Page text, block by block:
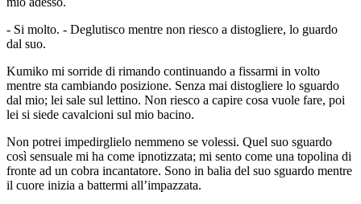
- Si molto. - Deglutisco mentre non riesco a distogliere, lo guardo
dal suo.
Kumiko mi sorride di rimando continuando a fissarmi in volto
mentre sta cambiando posizione. Senza mai distogliere lo sguardo
dal mio; lei sale sul lettino. Non riesco a capire cosa vuole fare, poi
lei si siede cavalcioni sul mio bacino.
Non potrei impedirglielo nemmeno se volessi. Quel suo sguardo
così sensuale mi ha come ipnotizzata; mi sento come una topolina di
fronte ad un cobra incantatore. Sono in balia del suo sguardo mentre
il cuore inizia a battermi all’impazzata.